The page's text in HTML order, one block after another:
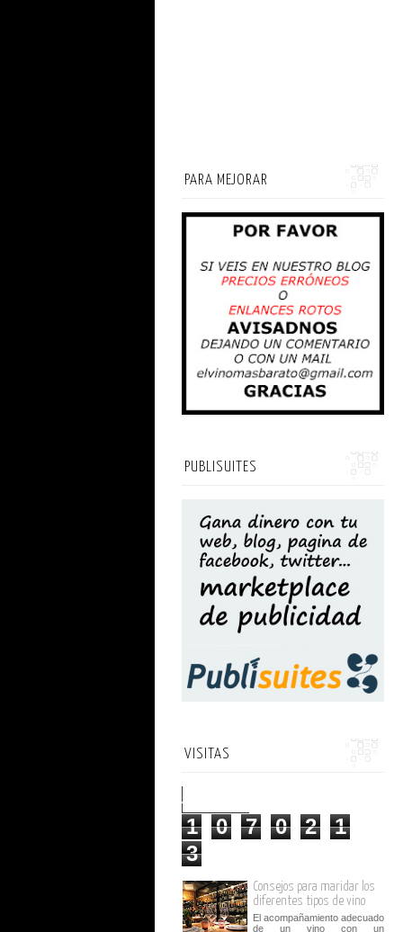
PARA MEJORAR
PUBLISUITES
VISITAS
1 0 7 0 2
1
3
Consejos para maridar los
diferentes tipos de vino
El acompañamiento adecuado
de un vino con un